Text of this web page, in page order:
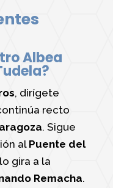
Albea
, dirígete
recto
. Sigue
al Puente del
gira a la
Remacha.